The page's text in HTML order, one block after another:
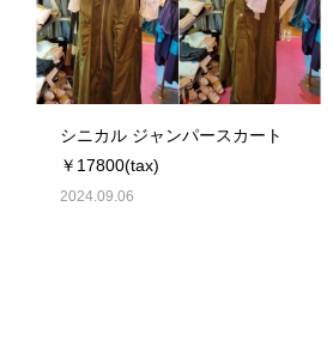
シニカル ジャンパースカート
￥17800(tax)
2024.09.06